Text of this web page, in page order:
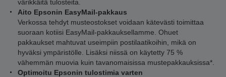
värikkäitä tulosteita.
Aito Epsonin EasyMail-pakkaus
Verkossa tehdyt musteostokset voidaan kätevästi toimittaa
suoraan kotiisi EasyMail-pakkauksellamme. Ohuet
pakkaukset mahtuvat useimpiin postilaatikoihin, mikä on
hyväksi ympäristölle. Lisäksi niissä on käytetty 75 %
vähemmän muovia kuin tavanomaisissa mustepakkauksissa*.
Optimoitu Epsonin tulostimia varten